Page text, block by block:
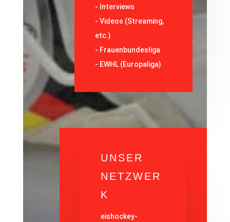
- Interviews
-Videos (Streaming,
etc.)
- Frauenbundesliga
- EWHL (Europaliga)
UNSER
NETZWER
K
eishockey-